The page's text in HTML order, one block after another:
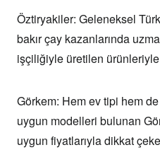
Öztiryakiler: Geleneksel
bakır çay kazanlarında
işçiliğiyle üretilen ürünleriyle
Görkem: Hem ev tipi hem
uygun modelleri bulunan
uygun fiyatlarıyla dikkat